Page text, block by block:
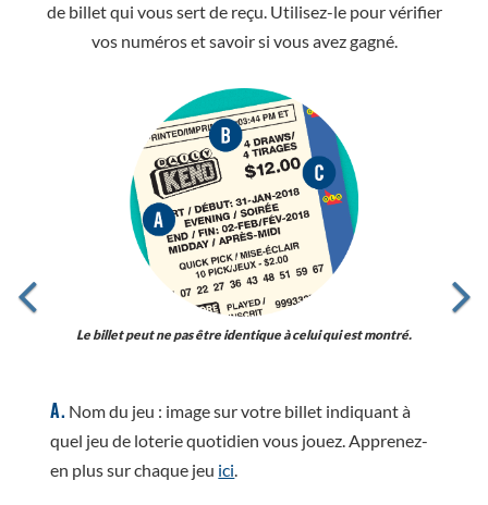
de billet qui vous sert de reçu. Utilisez-le pour vérifier
vos numéros et savoir si vous avez gagné.
Le billet peut ne pas être identique à celui qui est montré.
A. Nom du jeu : image sur votre billet indiquant à
quel jeu de loterie quotidien vous jouez. Apprenez-
en plus sur chaque jeu ici.